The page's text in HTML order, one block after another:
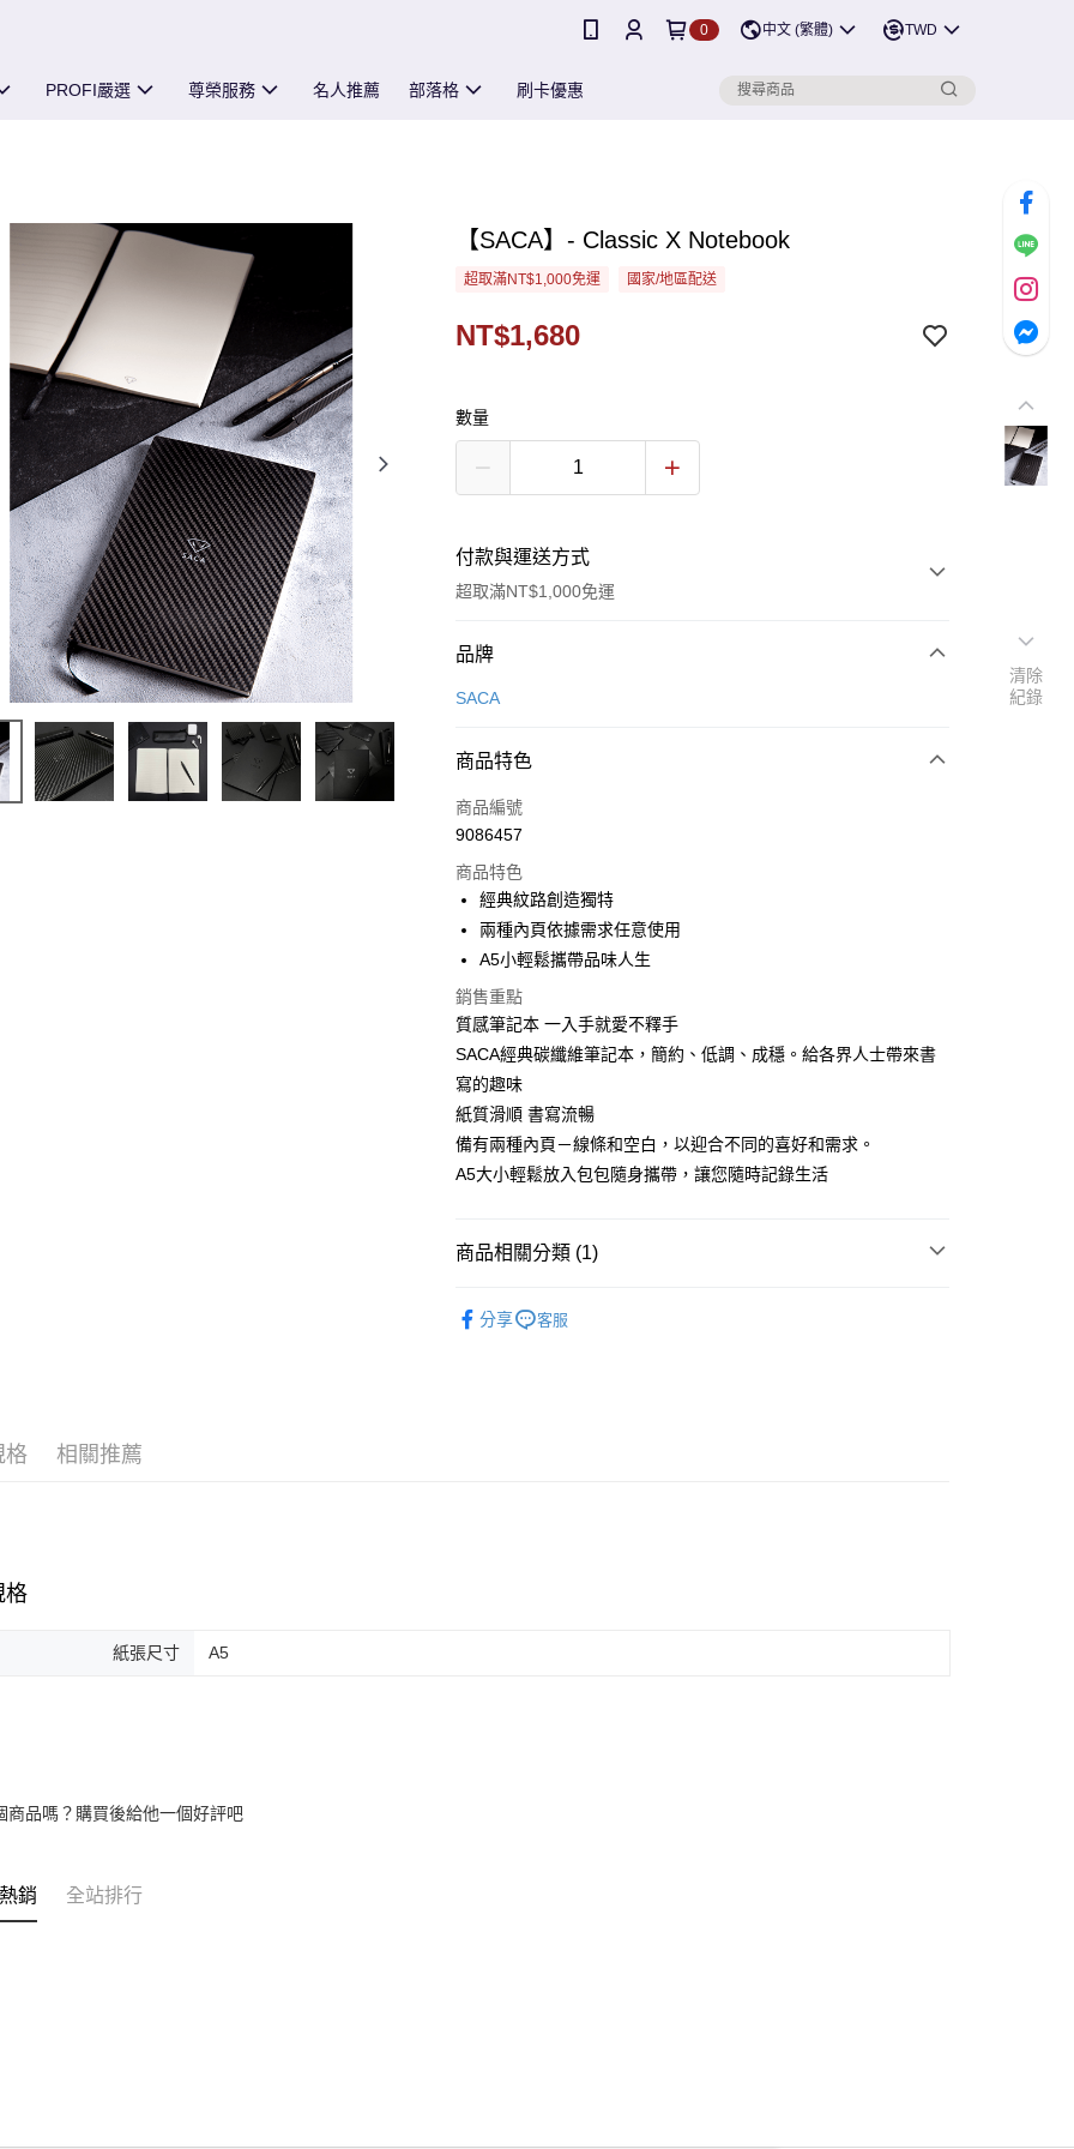
0 中文 (繁體) TWD
PROFI嚴選 尊榮服務 名人推薦 部落格 刷卡優惠
【SACA】- Classic X Notebook
超取滿NT$1,000免運 國家/地區配送
NT$1,680
數量
付款與運送方式
超取滿NT$1,000免運
付款方式
信用卡一次付款
合作金庫商業銀行
華南商業銀行
上海商業儲蓄銀行
國泰世華商業銀行
臺灣中小企業銀行
聯邦商業銀行
元大商業銀行
玉山商業銀行
台新國際商業銀行
中國信託商業銀行
超商取貨付款
LINE Pay
Apple Pay
街口支付
悠遊付
Google Pay
ATM付款
運送方式
每筆NT$60，滿NT$1,000(含以上)免運費
每筆NT$60，滿NT$1,000(含以上)免運費
品牌
SACA
商品特色
商品編號
9086457
商品特色
經典紋路創造獨特
兩種內頁依據需求任意使用
A5小輕鬆攜帶品味人生
銷售重點
質感筆記本 一入手就愛不釋手
SACA經典碳纖維筆記本，簡約、低調、成穩。給各界人士帶來書
寫的趣味
紙質滑順 書寫流暢
備有兩種內頁－線條和空白，以迎合不同的喜好和需求。
A5大小輕鬆放入包包隨身攜帶，讓您隨時記錄生活
商品相關分類 (1)
分享
客服
格 相關推薦
格
紙張尺寸 A5
商品嗎？購買後給他一個好評吧
銷 全站排行
清除
紀錄